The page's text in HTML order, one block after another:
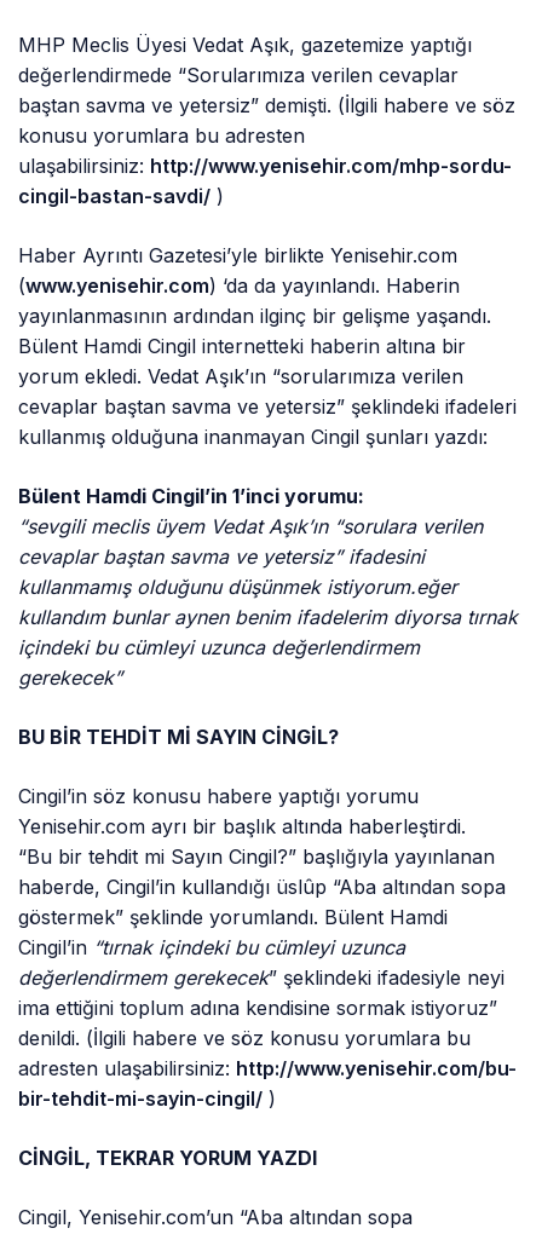
MHP Meclis Üyesi Vedat Aşık, gazetemize yaptığı
değerlendirmede “Sorularımıza verilen cevaplar
baştan savma ve yetersiz” demişti. (İlgili habere ve söz
konusu yorumlara bu adresten
ulaşabilirsiniz: http://www.yenisehir.com/mhp-sordu-
cingil-bastan-savdi/ )
Haber Ayrıntı Gazetesi’yle birlikte Yenisehir.com
(www.yenisehir.com) ‘da da yayınlandı. Haberin
yayınlanmasının ardından ilginç bir gelişme yaşandı.
Bülent Hamdi Cingil internetteki haberin altına bir
yorum ekledi. Vedat Aşık’ın “sorularımıza verilen
cevaplar baştan savma ve yetersiz” şeklindeki ifadeleri
kullanmış olduğuna inanmayan Cingil şunları yazdı:
Bülent Hamdi Cingil’in 1’inci yorumu:
“sevgili meclis üyem Vedat Aşık’ın “sorulara verilen
cevaplar baştan savma ve yetersiz” ifadesini
kullanmamış olduğunu düşünmek istiyorum.eğer
kullandım bunlar aynen benim ifadelerim diyorsa tırnak
içindeki bu cümleyi uzunca değerlendirmem
gerekecek”
BU BİR TEHDİT Mİ SAYIN CİNGİL?
Cingil’in söz konusu habere yaptığı yorumu
Yenisehir.com ayrı bir başlık altında haberleştirdi.
“Bu bir tehdit mi Sayın Cingil?” başlığıyla yayınlanan
haberde, Cingil’in kullandığı üslûp “Aba altından sopa
göstermek” şeklinde yorumlandı. Bülent Hamdi
Cingil’in “tırnak içindeki bu cümleyi uzunca
değerlendirmem gerekecek” şeklindeki ifadesiyle neyi
ima ettiğini toplum adına kendisine sormak istiyoruz”
denildi. (İlgili habere ve söz konusu yorumlara bu
adresten ulaşabilirsiniz: http://www.yenisehir.com/bu-
bir-tehdit-mi-sayin-cingil/ )
CİNGİL, TEKRAR YORUM YAZDI
Cingil, Yenisehir.com’un “Aba altından sopa